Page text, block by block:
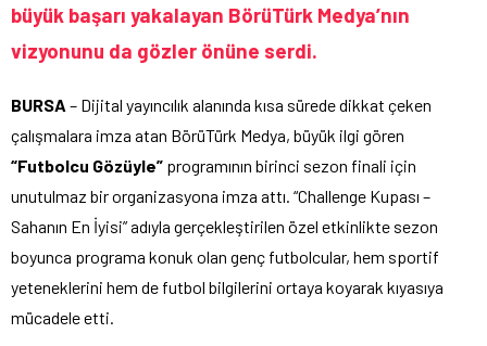
büyük başarı yakalayan BörüTürk Medya’nın
vizyonunu da gözler önüne serdi.
BURSA – Dijital yayıncılık alanında kısa sürede dikkat çeken
çalışmalara imza atan BörüTürk Medya, büyük ilgi gören
“Futbolcu Gözüyle” programının birinci sezon finali için
unutulmaz bir organizasyona imza attı. “Challenge Kupası –
Sahanın En İyisi” adıyla gerçekleştirilen özel etkinlikte sezon
boyunca programa konuk olan genç futbolcular, hem sportif
yeteneklerini hem de futbol bilgilerini ortaya koyarak kıyasıya
mücadele etti.